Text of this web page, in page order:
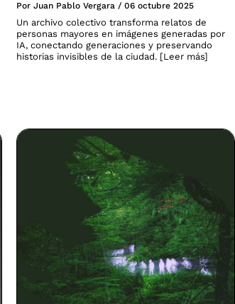
Por Juan Pablo Vergara / 06 octubre 2025
Un archivo colectivo transforma relatos de
personas mayores en imágenes generadas por
IA, conectando generaciones y preservando
historias invisibles de la ciudad. [Leer más]